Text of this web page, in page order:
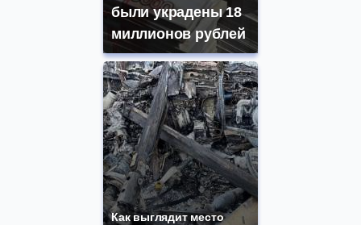
были украдены 18
миллионов рублей
Как выглядит место